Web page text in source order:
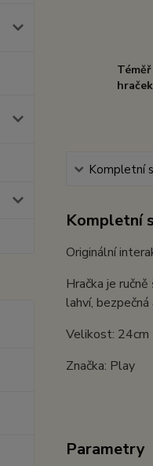
Kompletní
Kompletní
Originální
Hračka je
lahví,
Velikost: 24cm
Značka: Play
Parametry